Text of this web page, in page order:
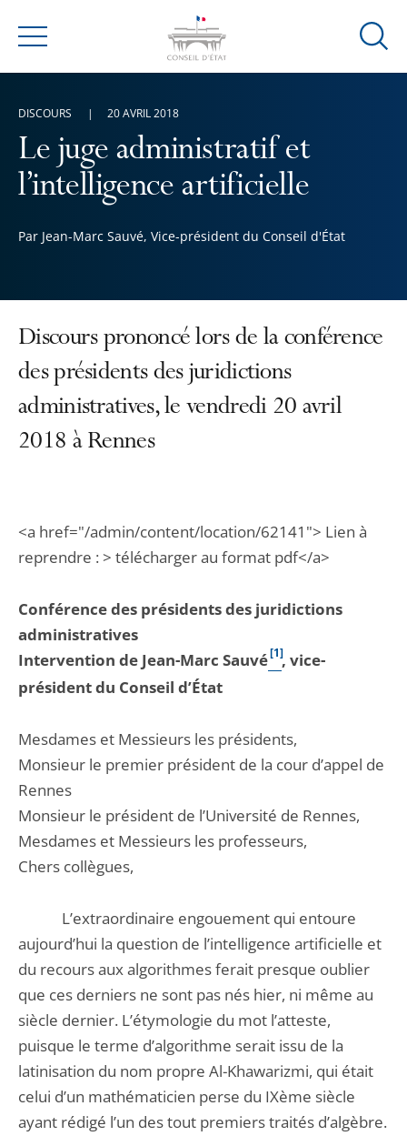
Menu
Ouvrir
Le juge administratif et
l’intelligence artificielle
Par Jean-Marc Sauvé, Vice-président du Conseil d'État
DISCOURS 20 AVRIL 2018
Discours prononcé lors de la conférence
des présidents des juridictions
administratives, le vendredi 20 avril
2018 à Rennes
<a href="/admin/content/location/62141"> Lien à
reprendre : > télécharger au format pdf</a>
Conférence des présidents des juridictions
administratives
Intervention de Jean-Marc Sauvé[1], vice-
président du Conseil d’État
Mesdames et Messieurs les présidents,
Monsieur le premier président de la cour d’appel de
Rennes
Monsieur le président de l’Université de Rennes,
Mesdames et Messieurs les professeurs,
Chers collègues,
L’extraordinaire engouement qui entoure
aujourd’hui la question de l’intelligence artificielle et
du recours aux algorithmes ferait presque oublier
que ces derniers ne sont pas nés hier, ni même au
siècle dernier. L’étymologie du mot l’atteste,
puisque le terme d’algorithme serait issu de la
latinisation du nom propre Al-Khawarizmi, qui était
celui d’un mathématicien perse du IXème siècle
ayant rédigé l’un des tout premiers traités d’algèbre.